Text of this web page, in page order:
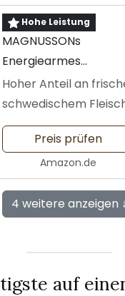
Hohe Leistung
MAGNUSSONs
Energiearmes
Hundefutter
Hoher Anteil an
schwedischem
Preis prüfen
Amazon.de
4 weitere anzeigen ↓
auf